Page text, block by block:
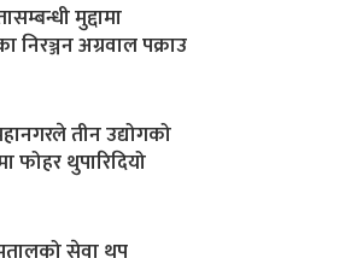
मुद्दामा
निरञ्जन अग्रवाल पक्राउ
तीन उद्योगको
फोहर थुपारिदियो